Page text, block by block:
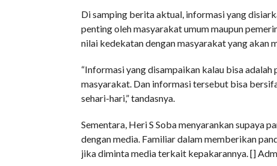
Di samping berita aktual, informasi yang
penting oleh masyarakat umum maupun
nilai kedekatan dengan masyarakat yang akan
“Informasi yang disampaikan kalau bisa
masyarakat. Dan informasi tersebut bisa
sehari-hari,” tandasnya.
Sementara, Heri S Soba menyarankan supaya
dengan media. Familiar dalam memberikan
jika diminta media terkait kepakarannya. []